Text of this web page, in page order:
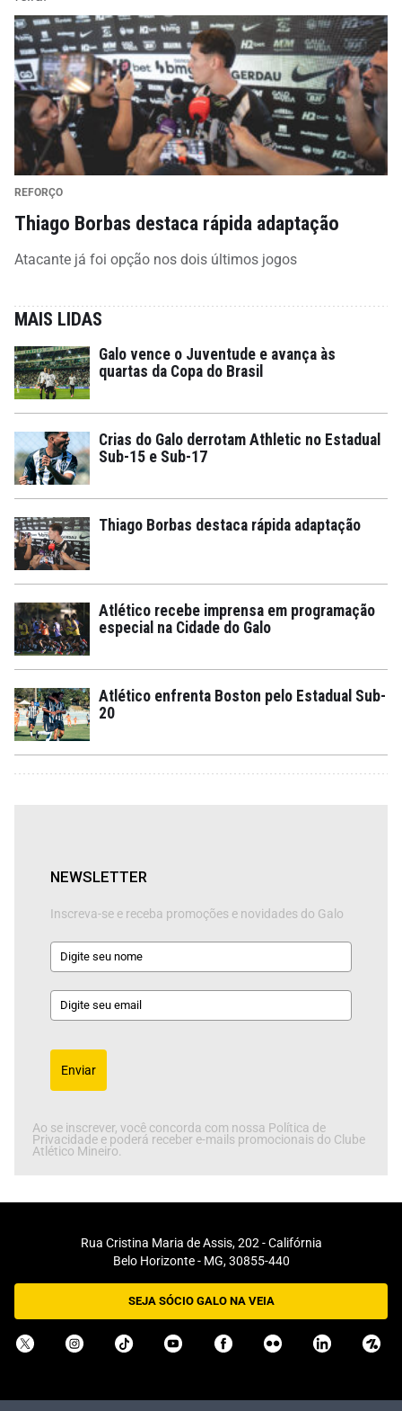
REFORÇO
Thiago Borbas destaca rápida adaptação
Atacante já foi opção nos dois últimos jogos
MAIS LIDAS
Galo vence o Juventude e avança às
quartas da Copa do Brasil
Crias do Galo derrotam Athletic no Estadual
Sub-15 e Sub-17
Thiago Borbas destaca rápida adaptação
Atlético recebe imprensa em programação
especial na Cidade do Galo
Atlético enfrenta Boston pelo Estadual Sub-
20
NEWSLETTER
Inscreva-se e receba promoções e novidades do Galo
Enviar
Ao se inscrever, você concorda com nossa Política de
Privacidade e poderá receber e-mails promocionais do Clube
Atlético Mineiro.
Rua Cristina Maria de Assis, 202 - Califórnia
Belo Horizonte - MG, 30855-440
SEJA SÓCIO GALO NA VEIA